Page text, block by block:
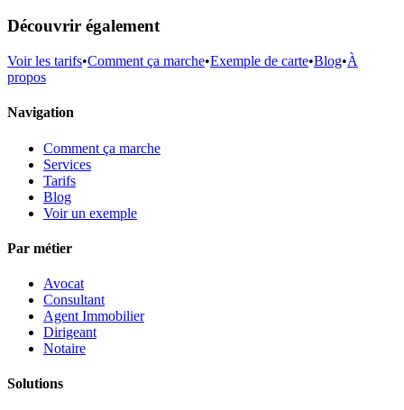
Découvrir également
Voir les tarifs•Comment ça marche•Exemple de carte•Blog•À
propos
Navigation
Comment ça marche
Services
Tarifs
Blog
Voir un exemple
Par métier
Avocat
Consultant
Agent Immobilier
Dirigeant
Notaire
Solutions